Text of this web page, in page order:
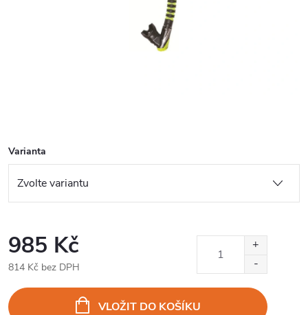
Varianta
985 Kč
814 Kč bez DPH
cena:
VLOŽIT DO KOŠÍKU